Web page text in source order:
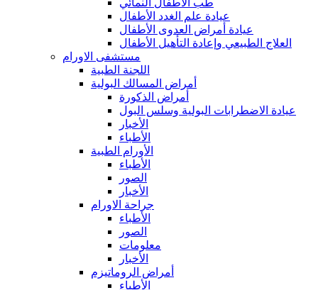
عيادة علم الغدد الأطفال
عيادة أمراض العدوى الأطفال
العلاج الطبيعي وإعادة التأهيل الأطفال
مستشفى الاورام
اللجنة الطبية
أمراض المسالك البولية
أمراض الذكورة
عيادة الاضطرابات البولية وسلس البول
الأخبار
الأطباء
الأورام الطبية
الأطباء
الصور
الأخبار
جراحة الاورام
الأطباء
الصور
معلومات
الأخبار
أمراض الروماتيزم
الأطباء